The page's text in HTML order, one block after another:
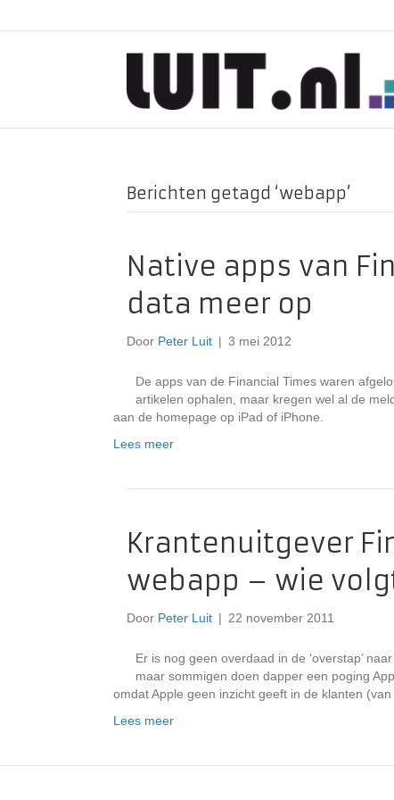
Berichten getagd ‘webapp’
Native apps van
data meer op
Door Peter Luit | 3 mei 2012
De apps van de Financial Times waren
artikelen ophalen, maar kregen wel al de
aan de homepage op iPad of iPhone.
Lees meer
Krantenuitgever
webapp – wie
Door Peter Luit | 22 november 2011
Er is nog geen overdaad in de ‘overstap’
maar sommigen doen dapper een poging
omdat Apple geen inzicht geeft in de klanten
Lees meer